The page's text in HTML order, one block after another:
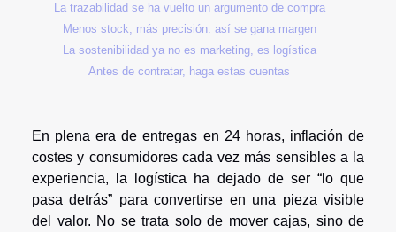
La trazabilidad se ha vuelto un argumento de compra
Menos stock, más precisión: así se gana margen
La sostenibilidad ya no es marketing, es logística
Antes de contratar, haga estas cuentas
En plena era de entregas en 24 horas, inflación de
costes y consumidores cada vez más sensibles a la
experiencia, la logística ha dejado de ser “lo que
pasa detrás” para convertirse en una pieza visible
del valor. No se trata solo de mover cajas, sino de